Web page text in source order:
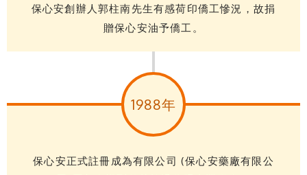
保心安創辦人郭柱南先生有感荷印僑工慘況，故捐
贈保心安油予僑工。
1988年
保心安正式註冊成為有限公司 (保心安藥廠有限公